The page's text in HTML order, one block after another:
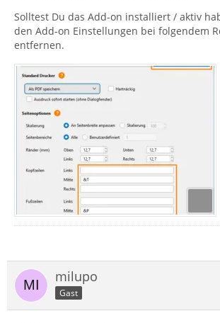
Solltest Du das Add-on installiert / aktiv
den Add-on Einstellungen bei folgendem
entfernen.
milupo
Gast